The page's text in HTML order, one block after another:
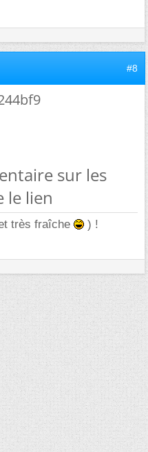
#8
sur les
le lien
très fraîche ) !